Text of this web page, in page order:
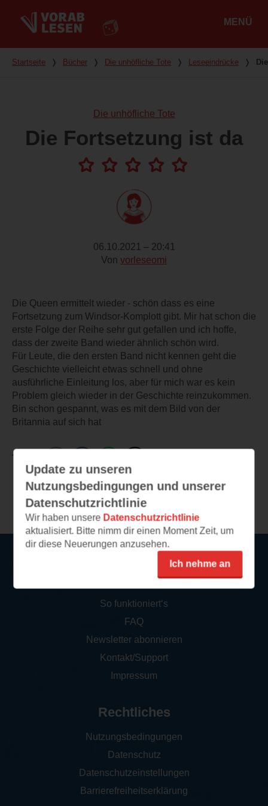
MENÜ
Du bist hier
Startseite ❭ Bücher ❭ Die unhöfliche Tote ❭ Leseeindrücke ❭
Die unhöfliche Tote
Die Fortsetzung ist da
06.10.2021 – 20:41
Von vorleseomi
Die Queen ermittelt wieder - schön dass es eine
Fortsetzung zum Windsor-Komplott gibt. Mir hat schon die
erste Folge der Reihe sehr gut gefallen und ich hoffe,
dass der zweite Band wieder ähnlich schön wird.
Für Leute, die den ersten Band nicht kennen geht die
Geschichte vielleicht etwas schnell und ohne
ausführliche Einleitung los, aber für mich war es kein
Problem gleich wieder in der Geschichte reinzukommen.
Bin schon gespannt, was es mit dem Bild von der
Britannia auf sich hat
TEILEN
Weitere Leseeindrücke
Update zu unseren
Nutzungsbedingungen und unserer
Datenschutzrichtlinie
Wir haben unsere Datenschutzrichtlinie
aktualisiert. Bitte nimm dir einen Moment Zeit, um
dir diese Neuerungen anzusehen.
Ich nehme an
So funktioniert‘s
FAQ
Newsletter abonnieren
Kontakt/Support
Impressum
Rechtliches
Nutzungsbedingungen
Datenschutz
Datenschutzeinstellungen
Barrierefreiheitserklärung